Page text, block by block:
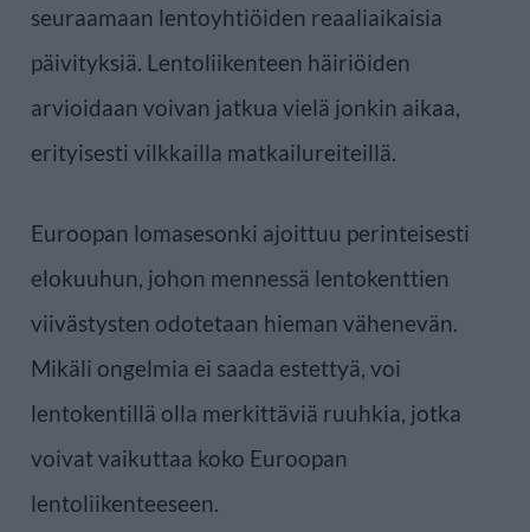
seuraamaan lentoyhtiöiden reaaliaikaisia
päivityksiä. Lentoliikenteen häiriöiden
arvioidaan voivan jatkua vielä jonkin aikaa,
erityisesti vilkkailla matkailureiteillä.
Euroopan lomasesonki ajoittuu perinteisesti
elokuuhun, johon mennessä lentokenttien
viivästysten odotetaan hieman vähenevän.
Mikäli ongelmia ei saada estettyä, voi
lentokentillä olla merkittäviä ruuhkia, jotka
voivat vaikuttaa koko Euroopan
lentoliikenteeseen.